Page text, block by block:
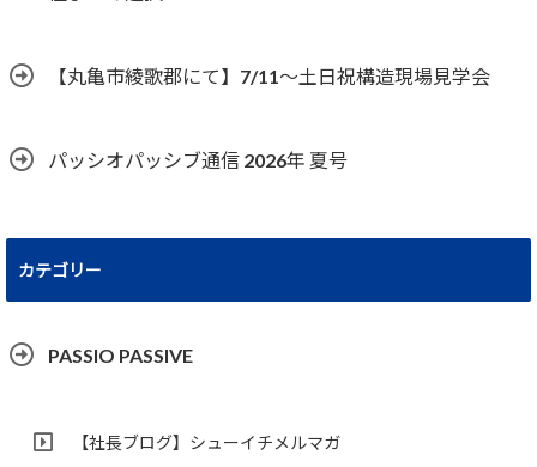
【丸亀市綾歌郡にて】7/11～土日祝構造現場見学会
パッシオパッシブ通信 2026年 夏号
カテゴリー
PASSIO PASSIVE
【社長ブログ】シューイチメルマガ